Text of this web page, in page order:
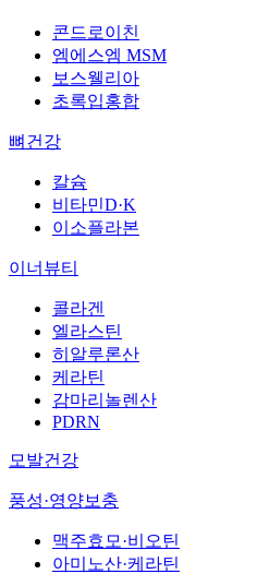
콘드로이친
엠에스엠 MSM
보스웰리아
초록입홍합
뼈건강
칼슘
비타민D·K
이소플라본
이너뷰티
콜라겐
엘라스틴
히알루론산
케라틴
감마리놀렌산
PDRN
모발건강
풍성·영양보충
맥주효모·비오틴
아미노산·케라틴